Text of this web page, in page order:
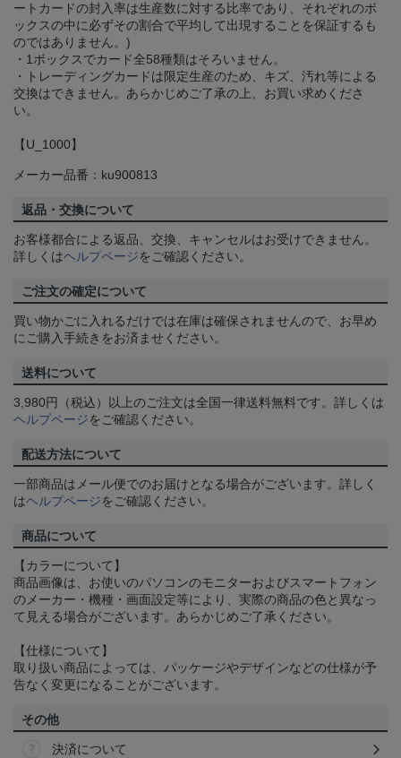
ートカードの封入率は生産数に対する比率であり、それぞれのボ
ックスの中に必ずその割合で平均して出現することを保証するも
のではありません。)
・1ボックスでカード全58種類はそろいません。
・トレーディングカードは限定生産のため、キズ、汚れ等による
交換はできません。あらかじめご了承の上、お買い求めくださ
い。
【U_1000】
メーカー品番：ku900813
返品・交換について
お客様都合による返品、交換、キャンセルはお受けできません。
詳しくはヘルプページをご確認ください。
ご注文の確定について
買い物かごに入れるだけでは在庫は確保されませんので、お早め
にご購入手続きをお済ませください。
送料について
3,980円（税込）以上のご注文は全国一律送料無料です。詳しくは
ヘルプページをご確認ください。
配送方法について
一部商品はメール便でのお届けとなる場合がございます。詳しく
はヘルプページをご確認ください。
商品について
【カラーについて】
商品画像は、お使いのパソコンのモニターおよびスマートフォン
のメーカー・機種・画面設定等により、実際の商品の色と異なっ
て見える場合がございます。あらかじめご了承ください。
【仕様について】
取り扱い商品によっては、パッケージやデザインなどの仕様が予
告なく変更になることがございます。
その他
決済について